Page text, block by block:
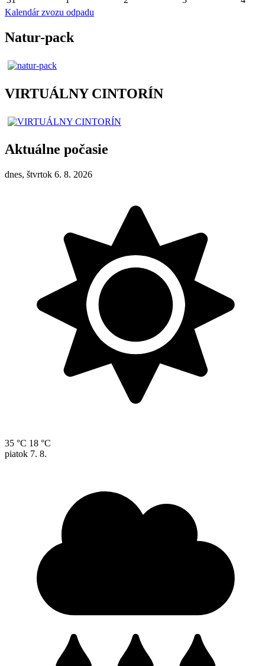
Kalendár zvozu odpadu
Natur-pack
VIRTUÁLNY CINTORÍN
Aktuálne počasie
dnes, štvrtok 6. 8. 2026
35 °C 18 °C
piatok 7. 8.